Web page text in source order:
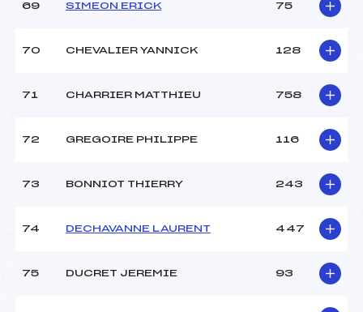
69 SIMEON ERICK 75
70 CHEVALIER YANNICK 128
71 CHARRIER MATTHIEU 758
72 GREGOIRE PHILIPPE 116
73 BONNIOT THIERRY 243
74 DECHAVANNE LAURENT 447
75 DUCRET JEREMIE 93